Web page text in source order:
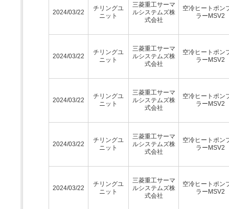
2024/03/22
チリングユ
ニット
三菱重工サーマ
ルシステムズ株
式会社
空冷ヒートポン
ラーMSV2
2024/03/22
チリングユ
ニット
三菱重工サーマ
ルシステムズ株
式会社
空冷ヒートポン
ラーMSV2
2024/03/22
チリングユ
ニット
三菱重工サーマ
ルシステムズ株
式会社
空冷ヒートポン
ラーMSV2
2024/03/22
チリングユ
ニット
三菱重工サーマ
ルシステムズ株
式会社
空冷ヒートポン
ラーMSV2
2024/03/22
チリングユ
ニット
三菱重工サーマ
ルシステムズ株
式会社
空冷ヒートポン
ラーMSV2